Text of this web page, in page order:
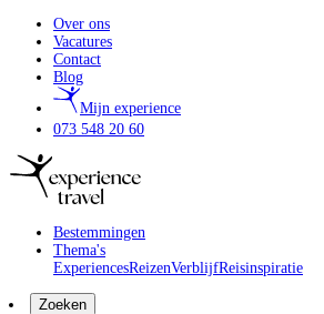
Over ons
Vacatures
Contact
Blog
Mijn experience
073 548 20 60
Bestemmingen
Thema's
ExperiencesReizenVerblijfReisinspiratie
Zoeken